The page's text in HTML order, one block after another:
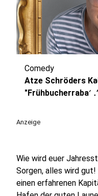
Comedy
Atze Schröders
"Frühbucherrabatt"
Anzeige
Wie wird euer
Sorgen, alles wird
einen erfahrenen